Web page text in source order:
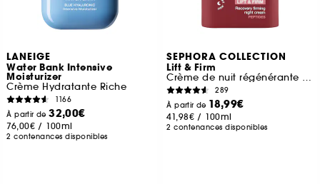
LANEIGE
Water Bank Intensive
Moisturizer
Crème Hydratante Riche
1166
À partir de32,00€
76,00€ / 100ml
2 contenances disponibles
SEPHORA COLLECTION
Lift & Firm
Crème de nuit régénérante raffermissante aux peptides
289
À partir de 18,99€
41,98€ / 100ml
2 contenances disponibles